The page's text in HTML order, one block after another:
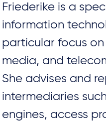
Friederike is a
information
particular focus
media, and
She advises and
intermediaries
engines, access